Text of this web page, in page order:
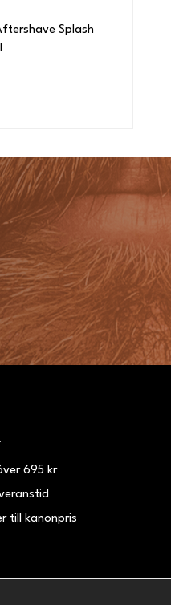
Splash
695 kr
till kanonpris